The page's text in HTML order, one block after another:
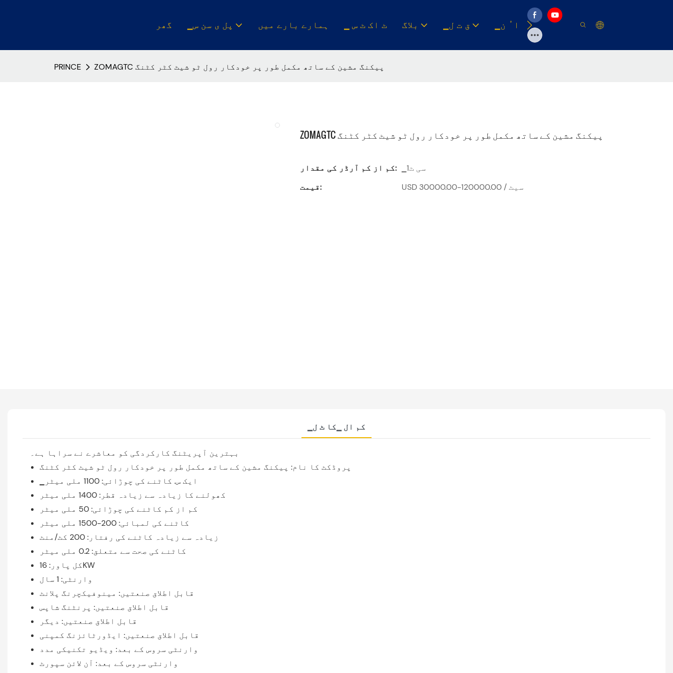
گھر ▁پل ی سن س ہمارے بارے میں ▁ ٹ اک ٹ س بلاگ ▁ق ت ل ▁ا ُ ن وسیلہ
PRINCE ZOMAGTC پیکنگ مشین کے ساتھ مکمل طور پر خودکار رول ٹو شیٹ کٹر کٹنگ
ZOMAGTC پیکنگ مشین کے ساتھ مکمل طور پر خودکار رول ٹو شیٹ کٹر کٹنگ
کم از کم آرڈر کی مقدار:
▁سی ٹ1
قیمت:
USD 30000.00-120000.00 / سیٹ
▁کم ال ▁کا ٹ ل
بہترین آپریٹنگ کارکردگی کو معاشرے نے سراہا ہے۔
پروڈکٹ کا نام: پیکنگ مشین کے ساتھ مکمل طور پر خودکار رول ٹو شیٹ کٹر کٹنگ
▁ایک س. کاٹنے کی چوڑائی: 1100 ملی میٹر
کھولنے کا زیادہ سے زیادہ قطر: 1400 ملی میٹر
کم از کم کاٹنے کی چوڑائی: 50 ملی میٹر
کاٹنے کی لمبائی: 200-1500 ملی میٹر
زیادہ سے زیادہ کاٹنے کی رفتار: 200 کٹ/منٹ
کاٹنے کی صحت سے متعلق: 0.2 ملی میٹر
کل پاور: 16KW
وارنٹی: 1 سال
قابل اطلاق صنعتیں: مینوفیکچرنگ پلانٹ
قابل اطلاق صنعتیں: پرنٹنگ شاپس
قابل اطلاق صنعتیں: دیگر
قابل اطلاق صنعتیں: ایڈورٹائزنگ کمپنی
وارنٹی سروس کے بعد: ویڈیو تکنیکی مدد
وارنٹی سروس کے بعد: آن لائن سپورٹ